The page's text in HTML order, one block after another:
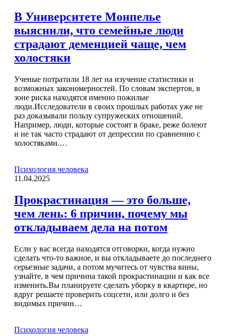
В Университете Монпелье
выяснили, что семейные люди
страдают деменцией чаще, чем
холостяки
Ученые потратили 18 лет на изучение статистики и
возможных закономерностей. По словам экспертов, в
зоне риска находятся именно пожилые
люди.Исследователи в своих прошлых работах уже не
раз доказывали пользу супружеских отношений.
Например, люди, которые состоят в браке, реже болеют
и не так часто страдают от депрессии по сравнению с
холостяками.…
Психология человека
11.04.2025
Прокрастинация — это больше,
чем лень: 6 причин, почему мы
откладываем дела на потом
Если у вас всегда находятся отговорки, когда нужно
сделать что-то важное, и вы откладываете до последнего
серьезные задачи, а потом мучитесь от чувства вины,
узнайте, в чем причина такой прокрастинации и как все
изменить.Вы планируете сделать уборку в квартире, но
вдруг решаете проверить соцсети, или долго и без
видимых причин…
Психология человека